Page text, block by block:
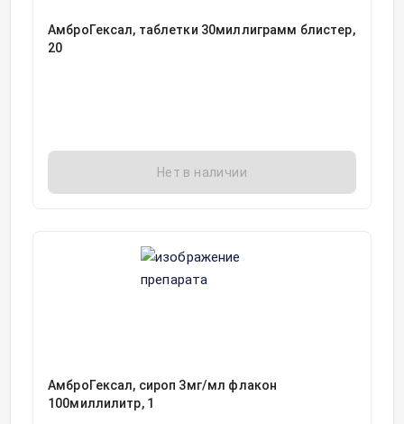
АмброГексал, таблетки 30миллиграмм блистер,
20
Нет в наличии
АмброГексал, сироп 3мг/мл флакон
100миллилитр, 1